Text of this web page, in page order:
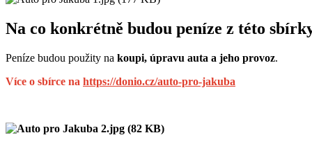
Na co konkrétně budou peníze z této
Peníze budou použity na koupi, úpravu auta a jeho provoz.
Více o sbírce na https://donio.cz/auto-pro-jakuba